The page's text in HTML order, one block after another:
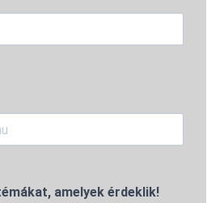
amelyek érdeklik!